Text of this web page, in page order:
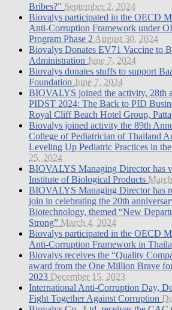
Bribes?” September 2, 2024
Biovalys participated in the OECD
Anti-Corruption Framework under
Program Phase 2 August 30, 2024
Biovalys Donates EV71 Vaccine to
Administration June 7, 2024
Biovalys donates stuffs to support
Foundation June 7, 2024
BIOVALYS joined the activity, 28th
PIDST 2024: The Back to PID
Royal Cliff Beach Hotel Group,
Biovalys joined activity the 89th
College of Pediatrician of Thailand
Leveling Up Pediatric Practices in
25, 2024
BIOVALYS Managing Director has
Institute of Biological Products
BIOVALYS Managing Director has
join in celebrating the 20th
Biotechnology, themed “New
Strong” March 4, 2024
Biovalys participated in the OECD
Anti-Corruption Framework in
Biovalys receives the “Quality
award from the One Million Brave
2023 December 15, 2023
International Anti-Corruption Day,
Fight Together Against Corruption